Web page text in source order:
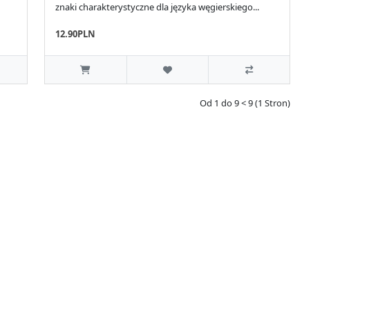
znaki charakterystyczne dla języka węgierskiego...
12.90PLN
Od 1 do 9 < 9 (1 Stron)